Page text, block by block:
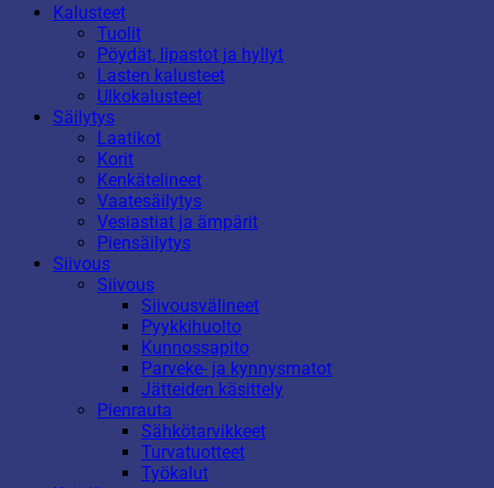
Kalusteet
Tuolit
Pöydät, lipastot ja hyllyt
Lasten kalusteet
Ulkokalusteet
Säilytys
Laatikot
Korit
Kenkätelineet
Vaatesäilytys
Vesiastiat ja ämpärit
Piensäilytys
Siivous
Siivous
Siivousvälineet
Pyykkihuolto
Kunnossapito
Parveke- ja kynnysmatot
Jätteiden käsittely
Pienrauta
Sähkötarvikkeet
Turvatuotteet
Työkalut